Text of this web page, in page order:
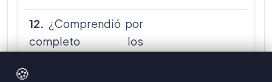
12. ¿Comprendió por
completo los
🍪